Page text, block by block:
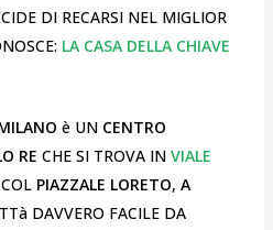
DI RECARSI NEL MIGLIOR
LA CASA DELLA CHIAVE
è UN CENTRO
RE CHE SI TROVA IN VIALE
PIAZZALE LORETO, A
DAVVERO FACILE DA